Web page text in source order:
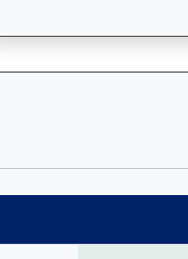
看馬匹在各